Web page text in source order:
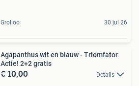
Grolloo 30 jul 26
Agapanthus wit en blauw - Triomfator
Actie! 2+2 gratis
€ 10,00 Details